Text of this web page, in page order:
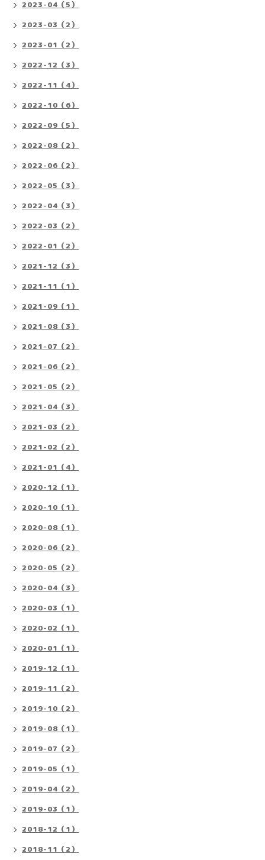
2023-04（5）
2023-03（2）
2023-01（2）
2022-12（3）
2022-11（4）
2022-10（6）
2022-09（5）
2022-08（2）
2022-06（2）
2022-05（3）
2022-04（3）
2022-03（2）
2022-01（2）
2021-12（3）
2021-11（1）
2021-09（1）
2021-08（3）
2021-07（2）
2021-06（2）
2021-05（2）
2021-04（3）
2021-03（2）
2021-02（2）
2021-01（4）
2020-12（1）
2020-10（1）
2020-08（1）
2020-06（2）
2020-05（2）
2020-04（3）
2020-03（1）
2020-02（1）
2020-01（1）
2019-12（1）
2019-11（2）
2019-10（2）
2019-08（1）
2019-07（2）
2019-05（1）
2019-04（2）
2019-03（1）
2018-12（1）
2018-11（2）